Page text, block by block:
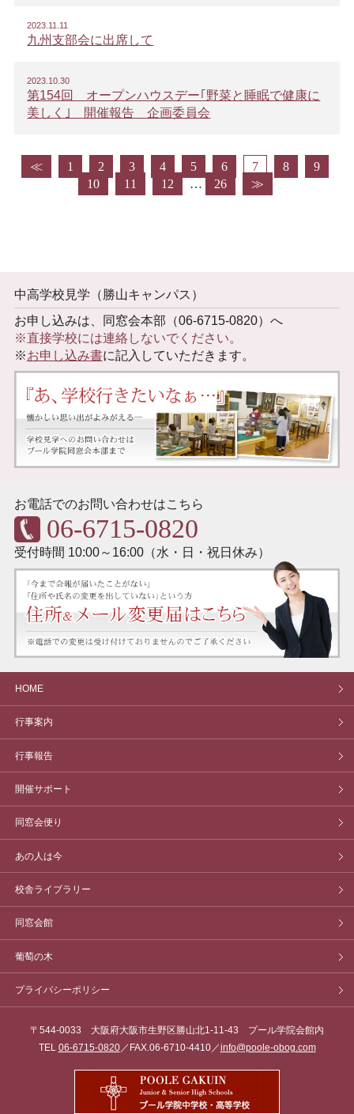
2023.11.11
九州支部会に出席して
2023.10.30
第154回 オープンハウスデー｢野菜と睡眠で健康に
美しく｣ 開催報告 企画委員会
≪ 1 2 3 4 5 6 7 8
9
10
11 12 … 26 ≫
中高学校見学（勝山キャンパス）
お申し込みは、同窓会本部（06-6715-0820）へ
※直接学校には連絡しないでください。
※お申し込み書に記入していただきます。
お電話でのお問い合わせはこちら
06-6715-0820
受付時間 10:00～16:00（水・日・祝日休み）
HOME
行事案内
行事報告
開催サポート
同窓会便り
あの人は今
校舎ライブラリー
同窓会館
葡萄の木
プライバシーポリシー
〒544-0033 大阪府大阪市生野区勝山北1-11-43 プール学院会館内
TEL 06-6715-0820／FAX.06-6710-4410／info@poole-obog.com